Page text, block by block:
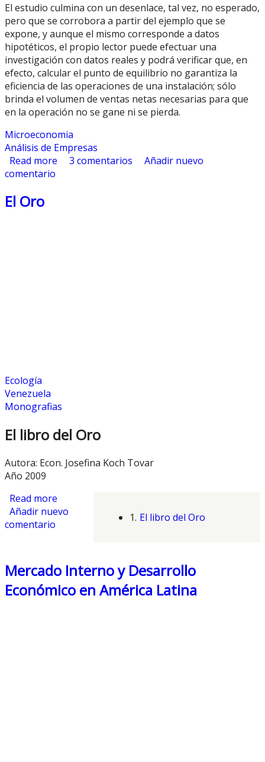
El estudio culmina con un desenlace, tal vez, no esperado,
pero que se corrobora a partir del ejemplo que se
expone, y aunque el mismo corresponde a datos
hipotéticos, el propio lector puede efectuar una
investigación con datos reales y podrá verificar que, en
efecto, calcular el punto de equilibrio no garantiza la
eficiencia de las operaciones de una instalación; sólo
brinda el volumen de ventas netas necesarias para que
en la operación no se gane ni se pierda.
Microeconomia
Análisis de Empresas
Read more about Punto de Equilibrio y Eficiencia
3 comentarios
Añadir nuevo
comentario
El Oro
Ecología
Venezuela
Monografias
El libro del Oro
Autora: Econ. Josefina Koch Tovar
Año 2009
1. El libro del Oro
Read more
Añadir nuevo
comentario
Mercado Interno y Desarrollo
Económico en América Latina